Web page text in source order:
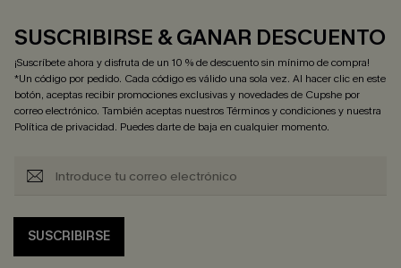
SUSCRIBIRSE & GANAR DESCUENTO
¡Suscríbete ahora y disfruta de un 10 % de descuento sin mínimo de compra!
*Un código por pedido. Cada código es válido una sola vez. Al hacer clic en este
botón, aceptas recibir promociones exclusivas y novedades de Cupshe por
correo electrónico. También aceptas nuestrosTérminos y condicionesy nuestra
Política de privacidad. Puedes darte de baja en cualquier momento.
SUSCRIBIRSE